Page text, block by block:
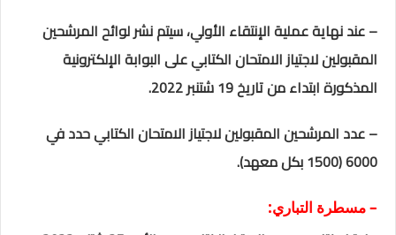
– عند نهاية عملية الإنتقاء الأولي، سيتم نشر لوائح المرشحين
المقبولين لاجتياز الامتحان الكتابي على البوابة الإلكترونية
المذكورةابتداء من تاريخ 19 شتنبر 2022.
– عدد المرشحين المقبولين لاجتياز الامتحان الكتابي حدد في
6000 (1500 بكل معهد).
– مسطرة التباري: